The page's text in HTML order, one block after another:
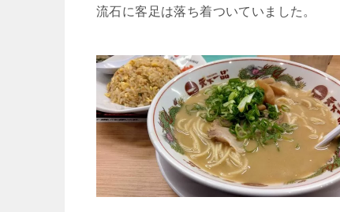
流石に客足は落ち着ついていました。